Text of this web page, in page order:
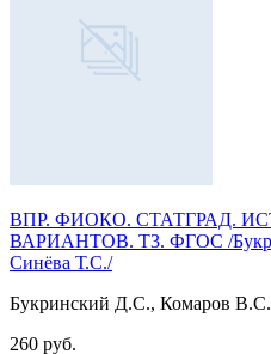
ВПР. ФИОКО. СТАТГРАД.
ВАРИАНТОВ. Т3. ФГОС /
Синёва Т.С./
Букринский Д.С., Комаров
260 руб.